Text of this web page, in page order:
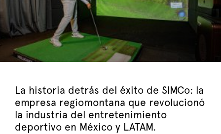
La historia detrás del éxito de SIMCo: la
empresa regiomontana que revolucionó
la industria del entretenimiento
deportivo en México y LATAM.